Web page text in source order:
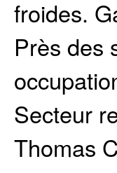
froides.
Près des
Secteur
Thomas